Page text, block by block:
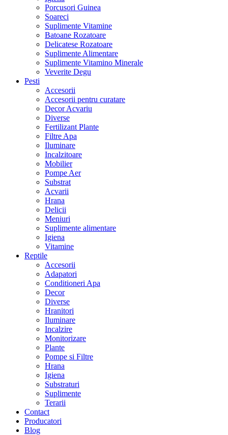
Porcusori Guinea
Soareci
Suplimente Vitamine
Batoane Rozatoare
Delicatese Rozatoare
Suplimente Alimentare
Suplimente Vitamino Minerale
Veverite Degu
Pesti
Accesorii
Accesorii pentru curatare
Decor Acvariu
Diverse
Fertilizant Plante
Filtre Apa
Iluminare
Incalzitoare
Mobilier
Pompe Aer
Substrat
Acvarii
Hrana
Delicii
Meniuri
Suplimente alimentare
Igiena
Vitamine
Reptile
Accesorii
Adapatori
Conditioneri Apa
Decor
Diverse
Hranitori
Iluminare
Incalzire
Monitorizare
Plante
Pompe si Filtre
Hrana
Igiena
Substraturi
Suplimente
Terarii
Contact
Producatori
Blog